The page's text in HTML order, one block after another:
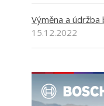
Výměna a
15.12.2022